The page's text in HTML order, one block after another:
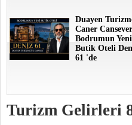
Duayen
Caner Cansever
Bodrumun Yeni
Butik Oteli
61 'de
Turizm Gelirleri